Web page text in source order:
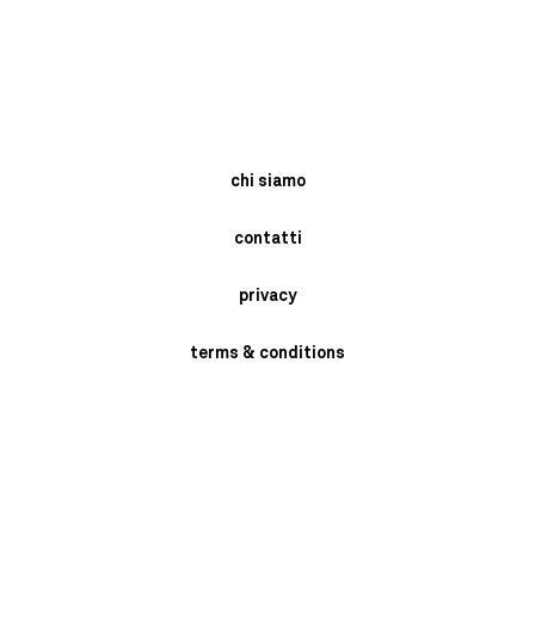
chi siamo
contatti
privacy
terms & conditions